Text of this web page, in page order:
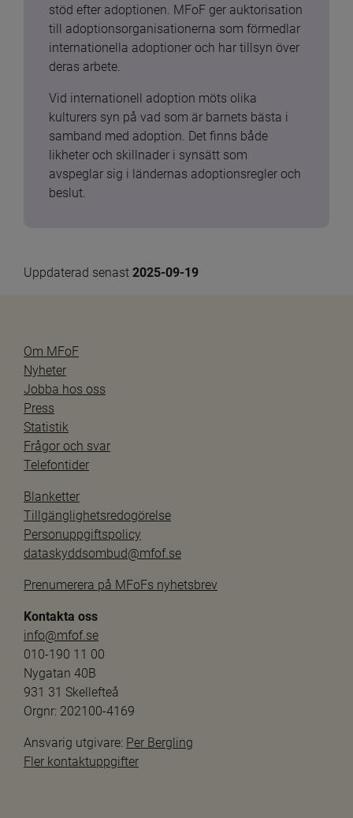
stöd efter adoptionen. MFoF ger auktorisation
till adoptionsorganisationerna som förmedlar
internationella adoptioner och har tillsyn över
deras arbete.
Vid internationell adoption möts olika
kulturers syn på vad som är barnets bästa i
samband med adoption. Det finns både
likheter och skillnader i synsätt som
avspeglar sig i ländernas adoptionsregler och
beslut.
Uppdaterad senast 2025-09-19
Om MFoF
Nyheter
Jobba hos oss
Press
Statistik
Frågor och svar
Telefontider
Blanketter
Tillgänglighetsredogörelse
Personuppgiftspolicy
dataskyddsombud@mfof.se
Prenumerera på MFoFs nyhetsbrev
Kontakta oss
info@mfof.se
010-190 11 00
Nygatan 40B
931 31 Skellefteå
Orgnr: 202100-4169
Ansvarig utgivare: Per Bergling
Fler kontaktuppgifter